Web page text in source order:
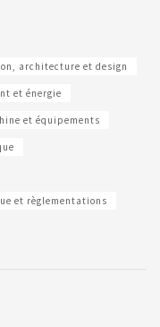
architecture et design
et énergie
et équipements
et règlementations